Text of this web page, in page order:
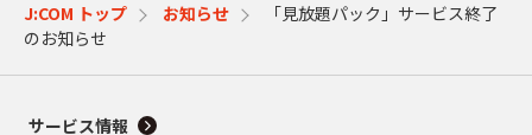
J:COM トップ お知らせ
「見放題パック」サービス終了
のお知らせ
サービス情報